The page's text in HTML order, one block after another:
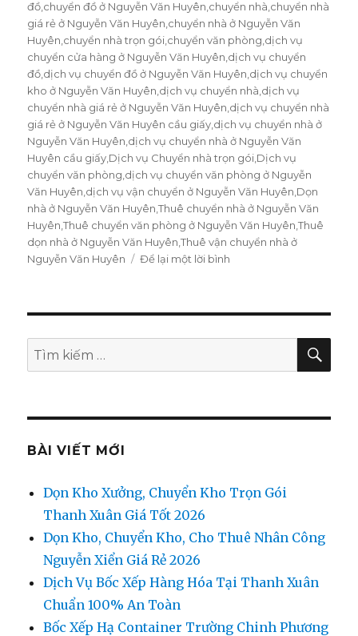
đồ chuyển đồ ở Nguyễn Văn Huyên chuyển nhà chuyển nhà
giá rẻ ở Nguyễn Văn Huyên chuyển nhà ở Nguyễn Văn
Huyên chuyển nhà trọn gói chuyển văn phòng dịch vụ
chuyển cửa hàng ở Nguyễn Văn Huyên dịch vụ chuyển
đồ dịch vụ chuyển đồ ở Nguyễn Văn Huyên dịch vụ chuyển
kho ở Nguyễn Văn Huyên dịch vụ chuyển nhà dịch vụ
chuyển nhà giá rẻ ở Nguyễn Văn Huyên dịch vụ chuyển nhà
giá rẻ ở Nguyễn Văn Huyên cầu giấy dịch vụ chuyển nhà ở
Nguyễn Văn Huyên dịch vụ chuyển nhà ở Nguyễn Văn
Huyên cầu giấy Dịch vụ Chuyển nhà trọn gói Dịch vụ
chuyển văn phòng dịch vụ chuyển văn phòng ở Nguyễn
Văn Huyên dịch vụ vận chuyển ở Nguyễn Văn Huyên Dọn
nhà ở Nguyễn Văn Huyên ,Thuê chuyển nhà ở Nguyễn Văn
Huyên ,Thuê chuyển văn phòng ở Nguyễn Văn Huyên ,Thuê
dọn nhà ở Nguyễn Văn Huyên ,Thuê vận chuyển nhà ở
Nguyễn Văn Huyên
Để lại một lời bình
xe
Tìm
kiếm:
TÌM
BÀI VIẾT MỚI
Dọn Kho Xưởng, Chuyển Kho Trọn Gói
Thanh Xuân Giá Tốt 2026
Dọn Kho, Chuyển Kho, Cho Thuê Nhân Công
Nguyễn Xiển Giá Rẻ 2026
Dịch Vụ Bốc Xếp Hàng Hóa Tại Thanh Xuân
Chuẩn 100% An Toàn
Bốc Xếp Hạ Container Trường Chinh Phương